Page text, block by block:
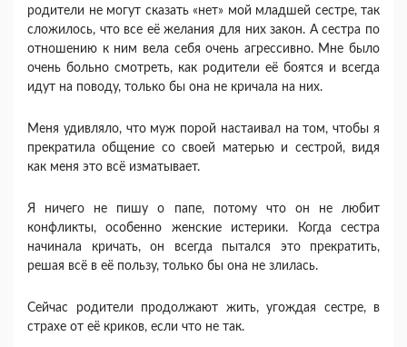
родители не могут сказать «нет» мой младшей сестре, так
сложилось, что все её желания для них закон. А сестра по
отношению к ним вела себя очень агрессивно. Мне было
очень больно смотреть, как родители её боятся и всегда
идут на поводу, только бы она не кричала на них.
Меня удивляло, что муж порой настаивал на том, чтобы я
прекратила общение со своей матерью и сестрой, видя
как меня это всё изматывает.
Я ничего не пишу о папе, потому что он не любит
конфликты, особенно женские истерики. Когда сестра
начинала кричать, он всегда пытался это прекратить,
решая всё в её пользу, только бы она не злилась.
Сейчас родители продолжают жить, угождая сестре, в
страхе от её криков, если что не так.